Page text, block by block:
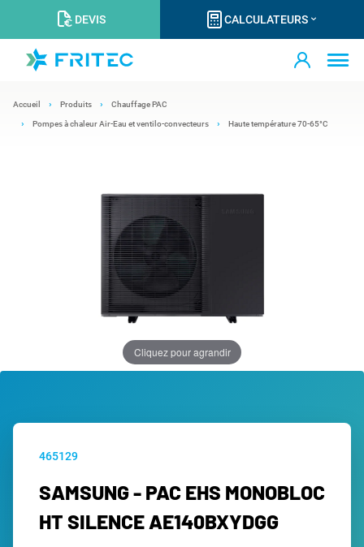
DEVIS CALCULATEURS
Accueil Produits Chauffage PAC
Pompes à chaleur Air-Eau et ventilo-convecteurs Haute température 70-65°C
Cliquez pour agrandir
465129
SAMSUNG - PAC EHS MONOBLOC
HT SILENCE AE140BXYDGG